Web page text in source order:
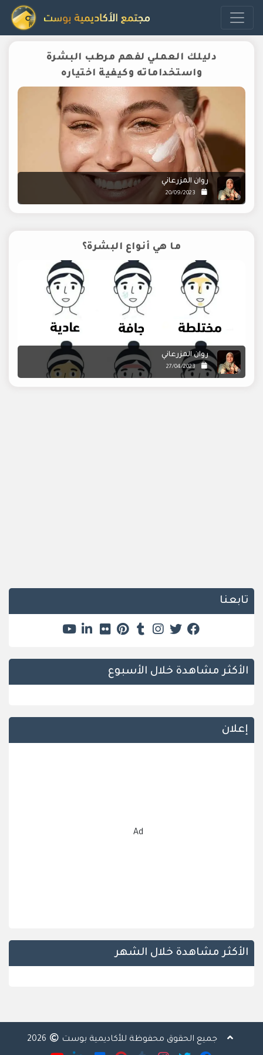
دليلك العملي لفهم مرطب البشرة
واستخداماته وكيفية اختياره
روان المزرعاني
20/09/2023
ما هي أنواع البشرة؟
روان المزرعاني
27/04/2023
تابعنا
الأكثر مشاهدة خلال الأسبوع
إعلان
Ad
الأكثر مشاهدة خلال الشهر
جميع الحقوق محفوظة للأكاديمية بوست